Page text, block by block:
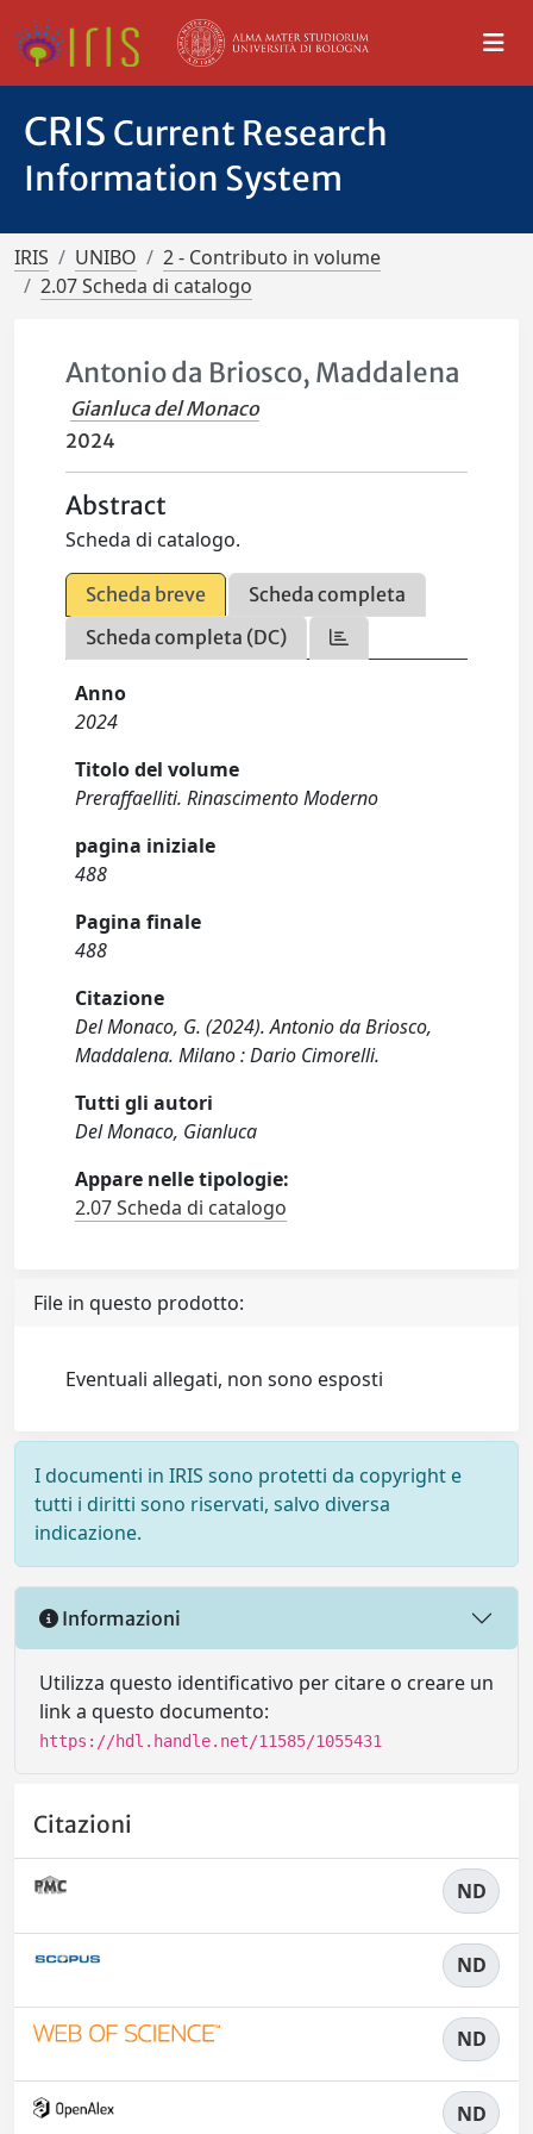
CRIS Current Research
Information System
IRIS UNIBO
2 - Contributo in volume
2.07 Scheda di catalogo
Antonio da Briosco, Maddalena
Gianluca del Monaco
2024
Abstract
Scheda di catalogo.
Scheda breve
Scheda completa
Scheda completa (DC)
Anno
2024
Titolo del volume
Preraffaelliti. Rinascimento Moderno
pagina iniziale
488
Pagina finale
488
Citazione
Del Monaco, G. (2024). Antonio da Briosco,
Maddalena. Milano : Dario Cimorelli.
Tutti gli autori
Del Monaco, Gianluca
Appare nelle tipologie:
2.07 Scheda di catalogo
File in questo prodotto:
Eventuali allegati, non sono esposti
I documenti in IRIS sono protetti da copyright e
tutti i diritti sono riservati, salvo diversa
indicazione.
Informazioni
Utilizza questo identificativo per citare o creare un
link a questo documento:
https://hdl.handle.net/11585/1055431
Citazioni
ND
ND
ND
ND